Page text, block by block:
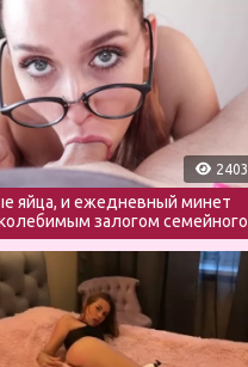
2403
яйца, и ежедневный минет
залогом семейного